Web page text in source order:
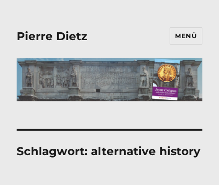
Pierre Dietz MENÜ
Schlagwort:alternative history